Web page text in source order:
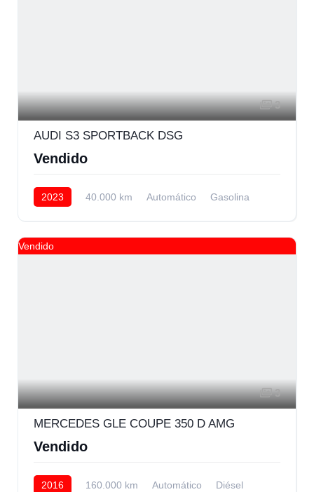
3
AUDI S3 SPORTBACK DSG
Vendido
2023 40.000 km Automático
Gasolina
Vendido
3
MERCEDES GLE COUPE 350 D AMG
Vendido
2016 160.000 km Automático
Diésel